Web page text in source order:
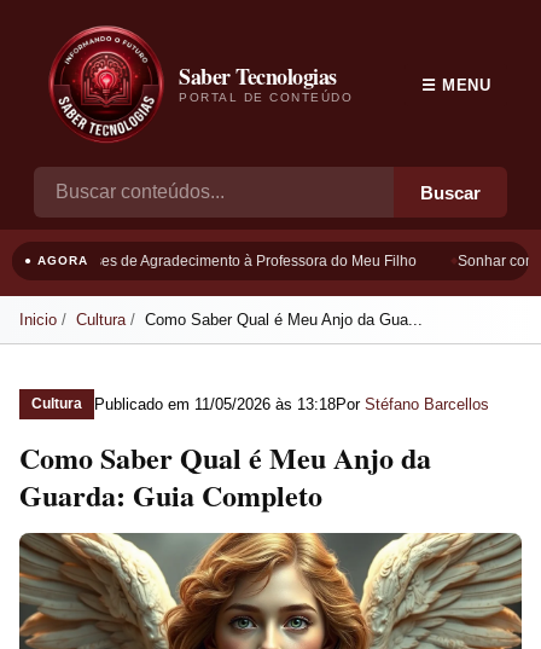
Saber Tecnologias
PORTAL DE CONTEÚDO
Buscar
☰ MENU
● AGORAFrases de Agradecimento à Professora do Meu Filho Sonhar com
Inicio Cultura Como Saber Qual é Meu Anjo da Gua...
Cultura Publicado em 11/05/2026 às 13:18Por Stéfano Barcellos
Como Saber Qual é Meu Anjo da
Guarda: Guia Completo